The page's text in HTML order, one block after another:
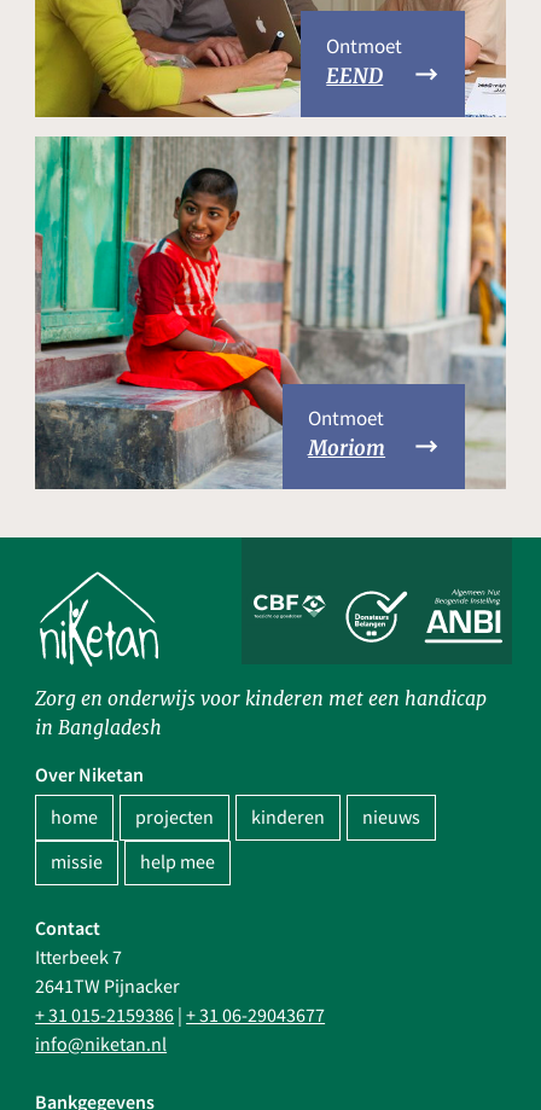
Ontmoet
EEND
Ontmoet
Moriom
Zorg en onderwijs voor kinderen met een handicap
in Bangladesh
Over Niketan
home projecten kinderen
nieuws
missie
help mee
Contact
Itterbeek 7
2641TW Pijnacker
+ 31 015-2159386 |+ 31 06-29043677
info@niketan.nl
Bankgegevens